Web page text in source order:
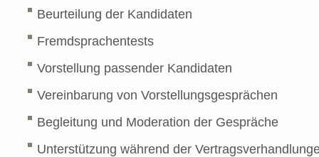
Beurteilung der Kandidaten
Fremdsprachentests
Vorstellung passender Kandidaten
Vereinbarung von Vorstellungsgesprächen
Begleitung und Moderation der Gespräche
Unterstützung während der